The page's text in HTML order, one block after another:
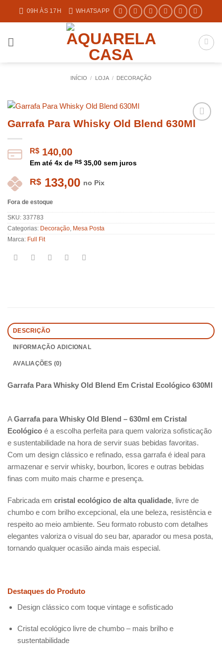
09H ÀS 17H WHATSAPP
INÍCIO / LOJA / DECORAÇÃO
Garrafa Para Whisky Old Blend 630Ml
R$ 140,00
Em até 4x de R$ 35,00 sem juros
R$ 133,00 no Pix
Fora de estoque
SKU: 337783
Categorias: Decoração, Mesa Posta
Marca: Full Fit
DESCRIÇÃO
INFORMAÇÃO ADICIONAL
AVALIAÇÕES (0)
Garrafa Para Whisky Old Blend Em Cristal Ecológico 630Ml
AGarrafa para Whisky Old Blend – 630ml em Cristal
Ecológico é a escolha perfeita para quem valoriza sofisticação
e sustentabilidade na hora de servir suas bebidas favoritas.
Com um design clássico e refinado, essa garrafa é ideal para
armazenar e servir whisky, bourbon, licores e outras bebidas
finas com muito mais charme e presença.
Fabricada em cristal ecológico de alta qualidade, livre de
chumbo e com brilho excepcional, ela une beleza, resistência e
respeito ao meio ambiente. Seu formato robusto com detalhes
elegantes valoriza o visual do seu bar, aparador ou mesa posta,
tornando qualquer ocasião ainda mais especial.
Destaques do Produto
Design clássico com toque vintage e sofisticado
Cristal ecológico livre de chumbo – mais brilho e
sustentabilidade